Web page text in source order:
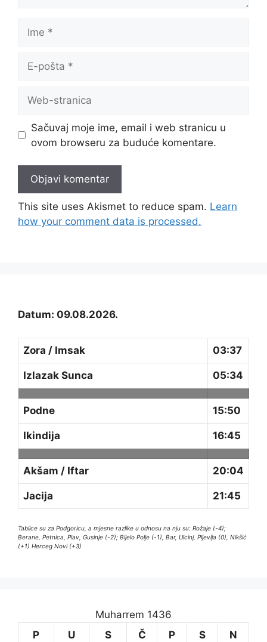
pošta
stranica
Sačuvaj moje ime, email i web stranicu u
ovom browseru za buduće komentare.
This site uses Akismet to reduce spam. Learn
how your comment data is processed.
Datum: 09.08.2026.
Zora / Imsak 03:37
Izlazak Sunca 05:34
Podne 15:50
Ikindija 16:45
Akšam / Iftar 20:04
Jacija 21:45
Tablice su za Podgoricu, a mjesne razlike u odnosu na nju su: Rožaje (-4);
Berane, Petnica, Plav, Gusinje (-2); Bijelo Polje (-1), Bar, Ulcinj, Pljevlja (0), Nikšić
(+1) Herceg Novi (+3)
Muharrem 1436
P
U S Č P S N